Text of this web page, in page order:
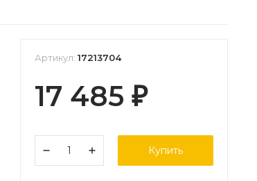
Артикул: 17213704
17 485 ₽
Купить